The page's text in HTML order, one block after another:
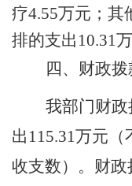
疗4.55万元；其
排的支出 10.31
四、财政
我部门财
出 115.31万元（
收支数）。财